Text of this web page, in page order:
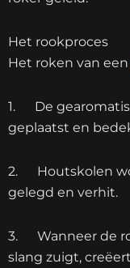
Het rookproces
Het roken van een
1. De
geplaatst en
2. Houtskolen
gelegd en verhit.
3. Wanneer de
slang zuigt,